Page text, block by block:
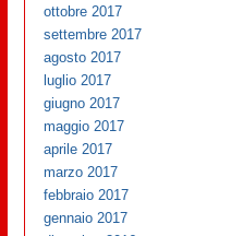
ottobre 2017
settembre 2017
agosto 2017
luglio 2017
giugno 2017
maggio 2017
aprile 2017
marzo 2017
febbraio 2017
gennaio 2017